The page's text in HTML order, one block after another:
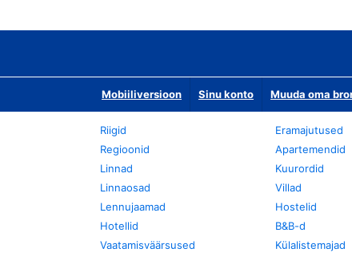
Mobiiliversioon Sinu konto Muuda oma
Riigid
Regioonid
Linnad
Linnaosad
Lennujaamad
Hotellid
Vaatamisväärsused
Eramajutused
Apartemendid
Kuurordid
Villad
Hostelid
B&B-d
Külalistemajad